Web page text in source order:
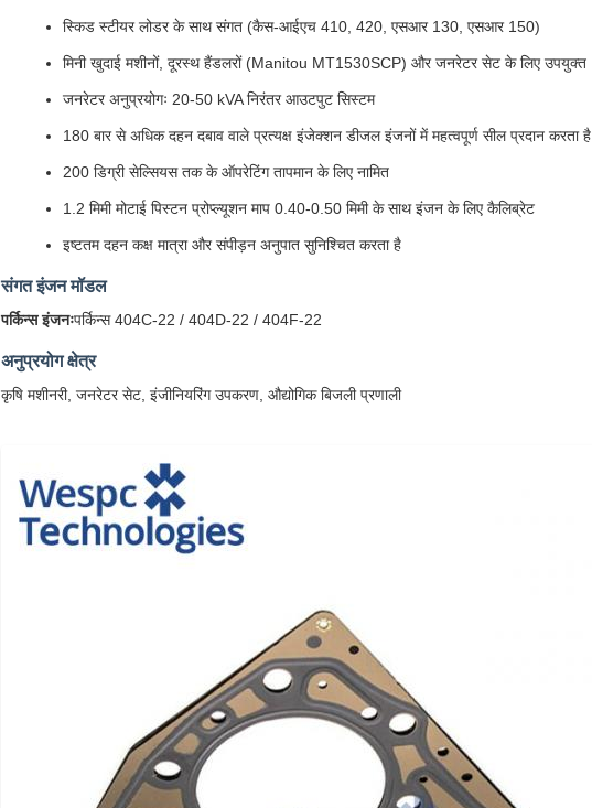
स्किड स्टीयर लोडर के साथ संगत (कैस-आईएच 410, 420, एसआर 130, एसआर 150)
मिनी खुदाई मशीनों, दूरस्थ हैंडलरों (Manitou MT1530SCP) और जनरेटर सेट के लिए उपयुक्त
जनरेटर अनुप्रयोगः 20-50 kVA निरंतर आउटपुट सिस्टम
180 बार से अधिक दहन दबाव वाले प्रत्यक्ष इंजेक्शन डीजल इंजनों में महत्वपूर्ण सील प्रदान करता है
200 डिग्री सेल्सियस तक के ऑपरेटिंग तापमान के लिए नामित
1.2 मिमी मोटाई पिस्टन प्रोप्ल्यूशन माप 0.40-0.50 मिमी के साथ इंजन के लिए कैलिब्रेट
इष्टतम दहन कक्ष मात्रा और संपीड़न अनुपात सुनिश्चित करता है
संगत इंजन मॉडल
पर्किन्स इंजनःपर्किन्स 404C-22 / 404D-22 / 404F-22
अनुप्रयोग क्षेत्र
कृषि मशीनरी, जनरेटर सेट, इंजीनियरिंग उपकरण, औद्योगिक बिजली प्रणाली